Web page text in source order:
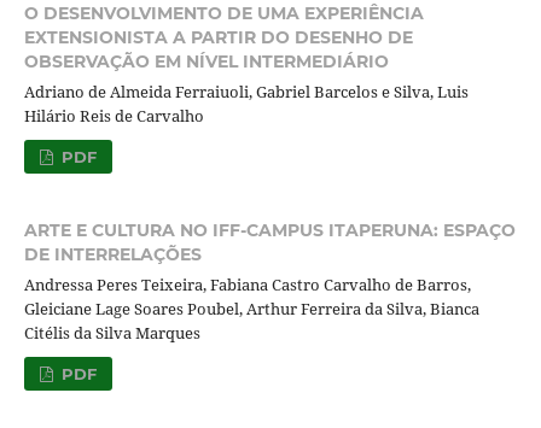
O DESENVOLVIMENTO DE UMA EXPERIÊNCIA
EXTENSIONISTA A PARTIR DO DESENHO DE
OBSERVAÇÃO EM NÍVEL INTERMEDIÁRIO
Adriano de Almeida Ferraiuoli, Gabriel Barcelos e Silva, Luis
Hilário Reis de Carvalho
PDF
ARTE E CULTURA NO IFF-CAMPUS ITAPERUNA: ESPAÇO
DE INTERRELAÇÕES
Andressa Peres Teixeira, Fabiana Castro Carvalho de Barros,
Gleiciane Lage Soares Poubel, Arthur Ferreira da Silva, Bianca
Citélis da Silva Marques
PDF